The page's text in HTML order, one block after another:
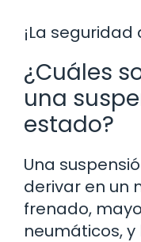
¡La
¿Cuáles
una
estado?
Una
derivar en un
frenado,
neumáticos,